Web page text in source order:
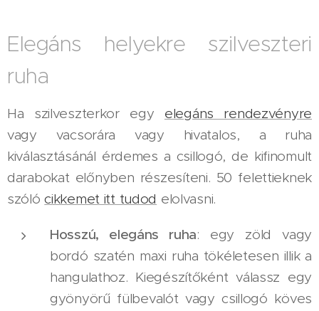
Elegáns helyekre szilveszteri
ruha
Ha szilveszterkor egy elegáns rendezvényre
vagy vacsorára vagy hivatalos, a ruha
kiválasztásánál érdemes a csillogó, de kifinomult
darabokat előnyben részesíteni. 50 felettieknek
szólócikkemet itt tudod elolvasni.
Hosszú, elegáns ruha: egy zöld vagy
bordó szatén maxi ruha tökéletesen illik a
hangulathoz. Kiegészítőként válassz egy
gyönyörű fülbevalót vagy csillogó köves